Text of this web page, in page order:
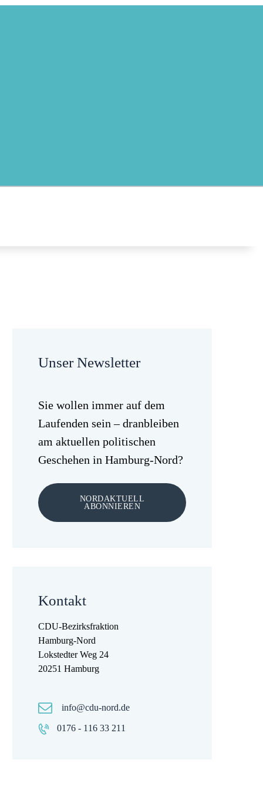
Unser Newsletter
Sie wollen immer auf dem
Laufenden sein – dranbleiben
am aktuellen politischen
Geschehen in Hamburg-Nord?
NORDAKTUELL
ABONNIEREN
Kontakt
CDU-Bezirksfraktion
Hamburg-Nord
Lokstedter Weg 24
20251 Hamburg
info@cdu-nord.de
0176 - 116 33 211